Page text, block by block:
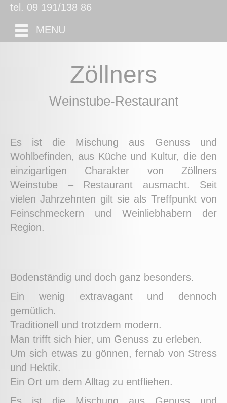
tel. 09 191/138 86
MENU
Zöllners
Weinstube-Restaurant
Es ist die Mischung aus Genuss und
Wohlbefinden, aus Küche und Kultur, die den
einzigartigen Charakter von Zöllners
Weinstube – Restaurant ausmacht. Seit
vielen Jahrzehnten gilt sie als Treffpunkt von
Feinschmeckern und Weinliebhabern der
Region.
Bodenständig und doch ganz besonders.
Ein wenig extravagant und dennoch
gemütlich.
Traditionell und trotzdem modern.
Man trifft sich hier, um Genuss zu erleben.
Um sich etwas zu gönnen, fernab von Stress
und Hektik.
Ein Ort um dem Alltag zu entfliehen.